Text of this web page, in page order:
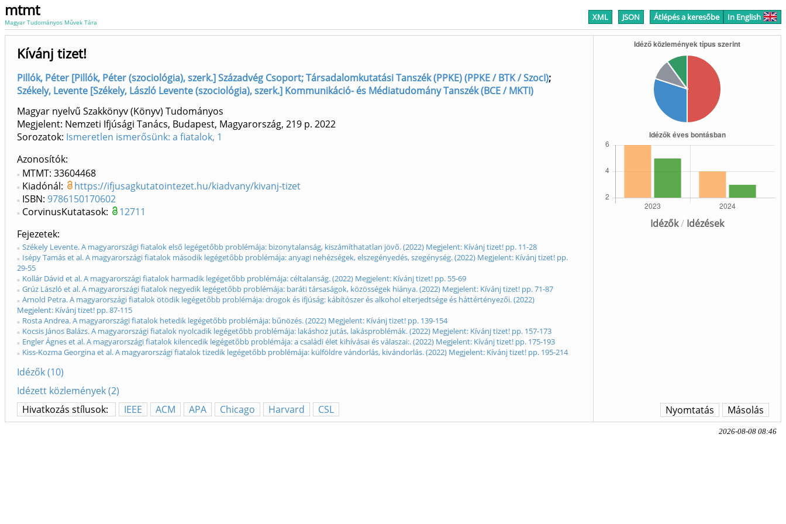
mtmt
Magyar Tudományos Művek Tára XML JSON Átlépés a keresőbe In English
Idézők/ Idézések
Kívánj tizet!
Pillók, Péter [Pillók, Péter (szociológia), szerk.] Századvég Csoport; Társadalomkutatási Tanszék (PPKE) (PPKE / BTK / SzocI);
Székely, Levente [Székely, László Levente (szociológia), szerk.] Kommunikáció- és Médiatudomány Tanszék (BCE / MKTI)
Magyar nyelvű Szakkönyv (Könyv) Tudományos
Megjelent: Nemzeti Ifjúsági Tanács, Budapest, Magyarország, 219 p. 2022
Sorozatok: Ismeretlen ismerősünk: a fiatalok, 1
Azonosítók
MTMT: 33604468
Kiadónál:
https://ifjusagkutatointezet.hu/kiadvany/kivanj-tizet
ISBN: 9786150170602
CorvinusKutatasok:
12711
Fejezetek
Székely Levente. A magyarországi fiatalok első legégetőbb problémája: bizonytalanság, kiszámíthatatlan jövő. (2022) Megjelent: Kívánj tizet! pp. 11-28
Isépy Tamás et al. A magyarországi fiatalok második legégetőbb problémája: anyagi nehézségek, elszegényedés, szegénység. (2022) Megjelent: Kívánj tizet! pp.
29-55
Kollár Dávid et al. A magyarországi fiatalok harmadik legégetőbb problémája: céltalanság. (2022) Megjelent: Kívánj tizet! pp. 55-69
Grúz László et al. A magyarországi fiatalok negyedik legégetőbb problémája: baráti társaságok, közösségek hiánya. (2022) Megjelent: Kívánj tizet! pp. 71-87
Arnold Petra. A magyarországi fiatalok ötödik legégetőbb problémája: drogok és ifjúság: kábítószer és alkohol elterjedtsége és háttértényezői. (2022)
Megjelent: Kívánj tizet! pp. 87-115
Rosta Andrea. A magyarországi fiatalok hetedik legégetőbb problémája: bűnözés. (2022) Megjelent: Kívánj tizet! pp. 139-154
Kocsis János Balázs. A magyarországi fiatalok nyolcadik legégetőbb problémája: lakáshoz jutás, lakásproblémák. (2022) Megjelent: Kívánj tizet! pp. 157-173
Engler Ágnes et al. A magyarországi fiatalok kilencedik legégetőbb problémája: a családi élet kihívásai és válaszai:. (2022) Megjelent: Kívánj tizet! pp. 175-193
Kiss-Kozma Georgina et al. A magyarországi fiatalok tizedik legégetőbb problémája: külföldre vándorlás, kivándorlás. (2022) Megjelent: Kívánj tizet! pp. 195-214
Idézők (10)
Idézett közlemények (2)
Hivatkozás stílusok:
IEEE ACM APA Chicago Harvard CSL Másolás
Nyomtatás
2026-08-08 08:46